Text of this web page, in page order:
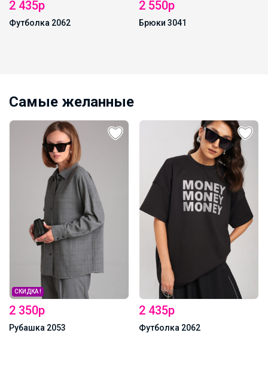
2 550р
Брюки 3041
Самые желанные
2 435р
Футболка 2062